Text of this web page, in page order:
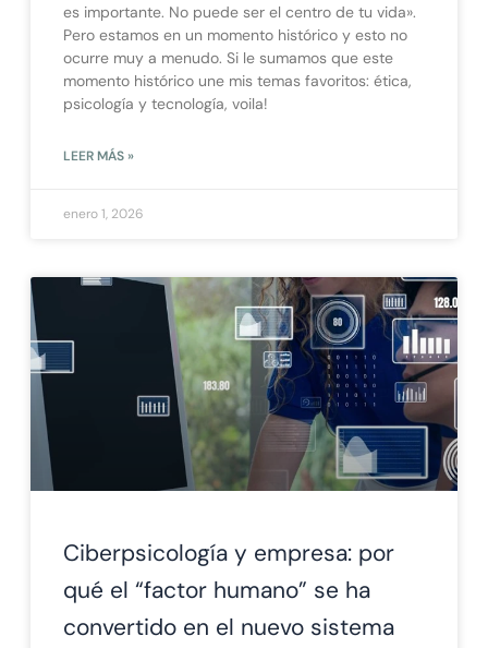
es importante. No puede ser el centro de tu vida».
Pero estamos en un momento histórico y esto no
ocurre muy a menudo. Si le sumamos que este
momento histórico une mis temas favoritos: ética,
psicología y tecnología, voila!
LEER MÁS »
enero 1, 2026
Ciberpsicología y empresa: por
qué el “factor humano” se ha
convertido en el nuevo sistema